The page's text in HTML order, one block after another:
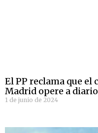
El PP reclama que
Madrid opere a diario
1 de junio de 2024